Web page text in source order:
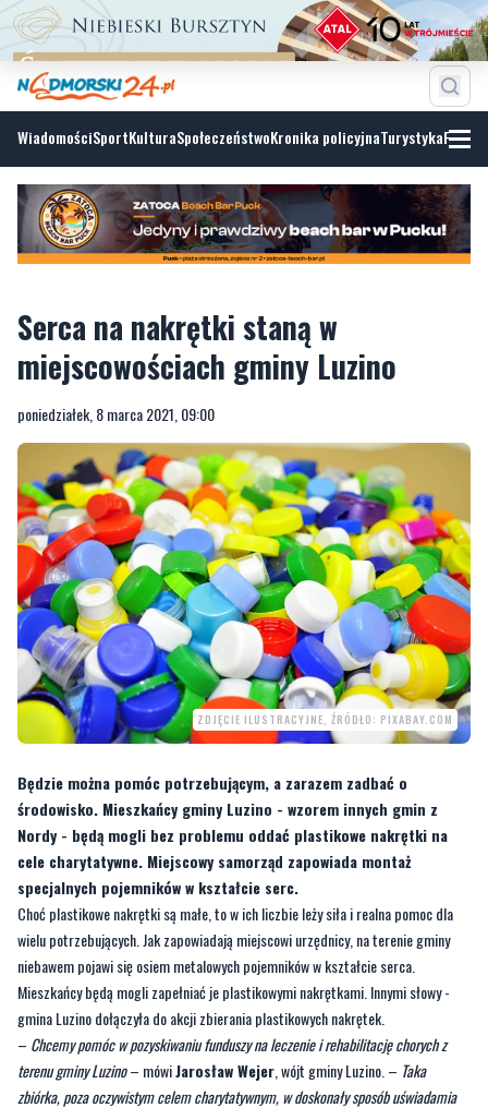
WiadomościSportKulturaSpołeczeństwoKronika policyjnaTurystyka
Serca na nakrętki staną w
poniedziałek, 8 marca 2021, 09:00
ZDJĘCIE ILUSTRACYJNE, ŹRÓDŁO: PIXABAY.COM
Będzie można pomóc potrzebującym, a zarazem zadbać o
środowisko. Mieszkańcy gminy Luzino - wzorem innych gmin z
cele charytatywne. Miejscowy samorząd zapowiada montaż
specjalnych pojemników w kształcie serc.
Choć plastikowe nakrętki są małe, to w ich liczbie leży siła i realna pomoc dla
wielu potrzebujących. Jak zapowiadają miejscowi urzędnicy, na terenie gminy
niebawem pojawi się osiem metalowych pojemników w kształcie serca.
Mieszkańcy będą mogli zapełniać je plastikowymi nakrętkami. Innymi słowy -
gmina Luzino dołączyła do akcji zbierania plastikowych nakrętek.
–Chcemy pomóc w pozyskiwaniu funduszy na leczenie i rehabilitację chorych z
terenu gminy Luzino– mówiJarosław Wejer, wójt gminy Luzino. –Taka
zbiórka, poza oczywistym celem charytatywnym, w doskonały sposób uświadamia
również mieszkańcom jak ważny jest recykling i jakie pozytywne niesie za sobą
skutki.
Jak opisują przedstawiciele samorządu, nakrętki zbiera się na różne cele.